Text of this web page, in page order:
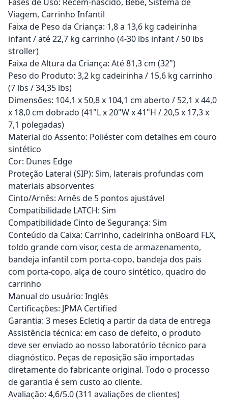
Viagem, Carrinho Infantil
Faixa de Peso da Criança: 1,8 a 13,6 kg cadeirinha
infant / até 22,7 kg carrinho (4-30 lbs infant / 50 lbs
stroller)
Faixa de Altura da Criança: Até 81,3 cm (32")
Peso do Produto: 3,2 kg cadeirinha / 15,6 kg carrinho
(7 lbs / 34,35 lbs)
Dimensões: 104,1 x 50,8 x 104,1 cm aberto / 52,1 x 44,0
x 18,0 cm dobrado (41"L x 20"W x 41"H / 20,5 x 17,3 x
7,1 polegadas)
Material do Assento: Poliéster com detalhes em couro
sintético
Cor: Dunes Edge
Proteção Lateral (SIP): Sim, laterais profundas com
materiais absorventes
Cinto/Arnês: Arnês de 5 pontos ajustável
Compatibilidade LATCH: Sim
Compatibilidade Cinto de Segurança: Sim
Conteúdo da Caixa: Carrinho, cadeirinha onBoard FLX,
toldo grande com visor, cesta de armazenamento,
bandeja infantil com porta-copo, bandeja dos pais
com porta-copo, alça de couro sintético, quadro do
carrinho
Manual do usuário: Inglês
Certificações: JPMA Certified
Garantia: 3 meses Ecletiq a partir da data de entrega
Assistência técnica: em caso de defeito, o produto
deve ser enviado ao nosso laboratório técnico para
diagnóstico. Peças de reposição são importadas
diretamente do fabricante original. Todo o processo
de garantia é sem custo ao cliente.
Avaliação: 4,6/5.0 (311 avaliações de clientes)